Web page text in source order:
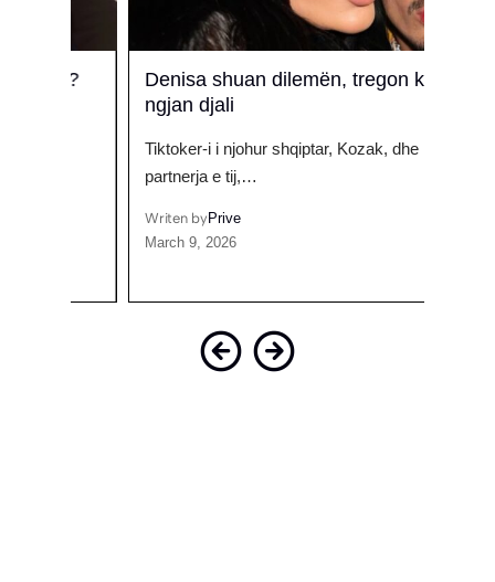
Denisa shuan dilemën, tregon kujt i
ngjan djali
Tiktoker-i i njohur shqiptar, Kozak, dhe
partnerja e tij,…
Writen byPrive
March 9, 2026